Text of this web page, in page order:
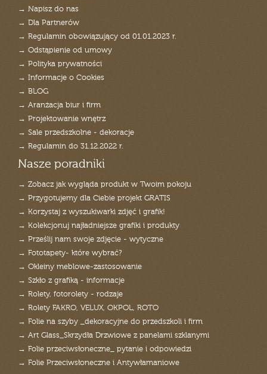
→ Napisz do nas
→ Dla Partnerów
→ Regulamin obowiązujący od 01.01.2023 r.
→ Odstąpienie od umowy
→ Polityka prywatności
→ Informacje o Cookies
→ BLOG
→ Aranżacja biur i firm
→ Projektowanie wnętrz
→ Sale przedszkolne - dekoracje
→ Regulamin do 31.12.2022 r.
Nasze poradniki
→ Zobacz jak wygląda produkt w Twoim pokoju
→ Przygotujemy dla Ciebie projekt GRATIS
→ Korzystaj z wyszukiwarki zdjęć i grafik!
→ Kolekcjonuj najładniejsze grafiki i produkty
→ Prześlij nam swoje zdjęcie - wytyczne
→ Fototapety- które wybrać?
→ Okleiny meblowe-zastosowanie
→ Szkło z grafiką - informacje
→ Rolety, fotorolety - rodzaje
→ Rolety FAKRO, VELUX, OKPOL, ROTO
→ Folie na szyby _dekoracyjne do przedszkoli i firm
→ Art Glass_Skrzydła Drzwiowe z panelami szklanymi
→ Folie przeciwsłoneczne_ pytanie i odpowiedzi
→ Folie Przeciwsłoneczne i Antywłamaniowe